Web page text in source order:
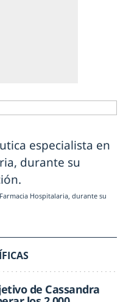
Hospitalaria, durante su
de Cassandra